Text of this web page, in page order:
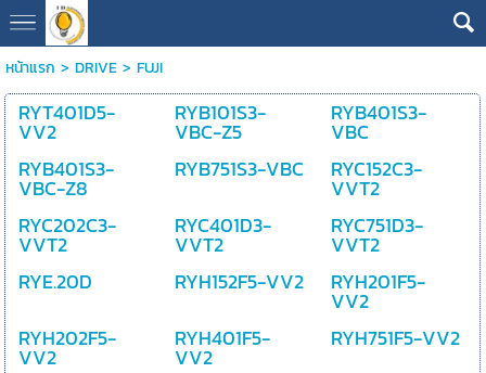
หน้าแรก > DRIVE> FUJI
RYT401D5-
VV2
RYB101S3-
VBC-Z5
RYB401S3-
VBC
RYB401S3-
VBC-Z8
RYB751S3-VBC RYC152C3-
VVT2
RYC202C3-
VVT2
RYC401D3-
VVT2
RYC751D3-
VVT2
RYE.20D
RYH152F5-VV2 RYH201F5-
VV2
RYH202F5-
VV2
RYH401F5-
VV2
RYH751F5-VV2